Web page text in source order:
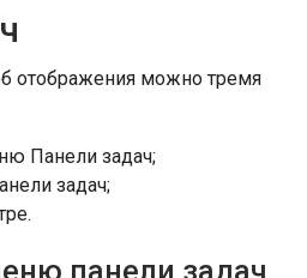
отображения можно тремя
Панели задач;
задач;